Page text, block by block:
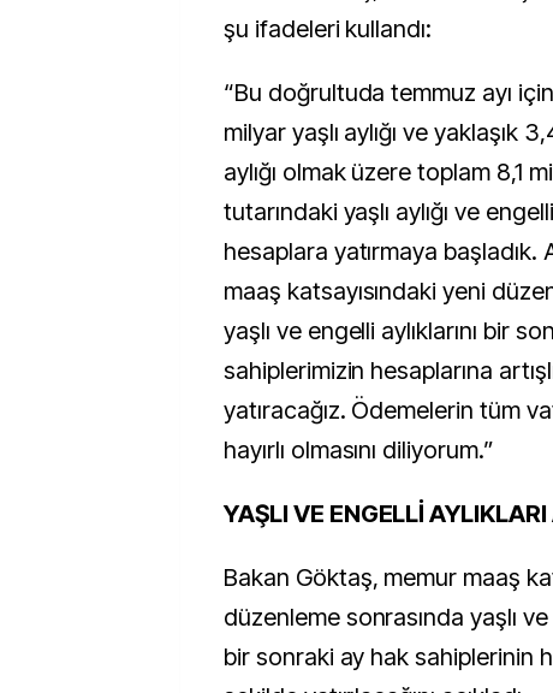
şu ifadeleri kullandı:
“Bu doğrultuda temmuz ayı
milyar yaşlı aylığı ve yaklaşık
aylığı olmak üzere toplam 8,1
tutarındaki yaşlı aylığı ve engelli
hesaplara yatırmaya başladık.
maaş katsayısındaki yeni
yaşlı ve engelli aylıklarını bir
sahiplerimizin hesaplarına
yatıracağız. Ödemelerin tüm
hayırlı olmasını diliyorum.”
YAŞLI VE ENGELLİ
Bakan Göktaş, memur maaş
düzenleme sonrasında yaşlı ve
bir sonraki ay hak sahiplerinin